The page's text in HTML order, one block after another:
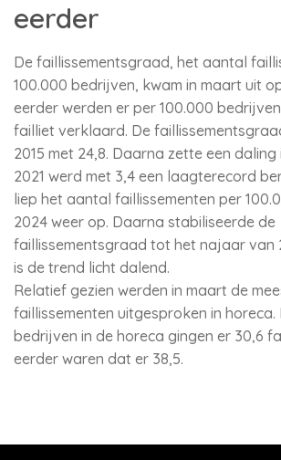
eerder
De faillissementsgraad, het aantal
100.000 bedrijven, kwam in maart uit
eerder werden er per 100.000
failliet verklaard. De
2015 met 24,8. Daarna zette een daling
2021 werd met 3,4 een laagterecord
liep het aantal faillissementen per
2024 weer op. Daarna stabiliseerde de
faillissementsgraad tot het najaar van
is de trend licht dalend.
Relatief gezien werden in maart de
faillissementen uitgesproken in horeca.
bedrijven in de horeca gingen er 30,6
eerder waren dat er 38,5.